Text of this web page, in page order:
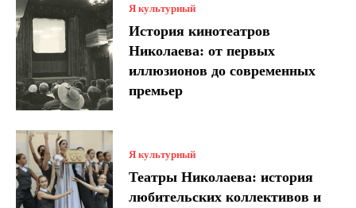
Я культурный
История кинотеатров
Николаева: от первых
иллюзионов до современных
премьер
Я культурный
Театры Николаева: история
любительских коллективов и